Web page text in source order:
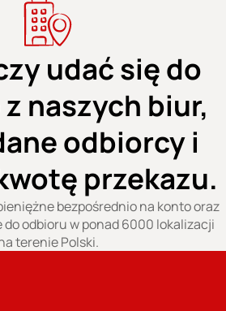
udać się do
naszych biur,
odbiorcy i
przekazu.
bezpośrednio na konto oraz
do odbioru w ponad 6000 lokalizacji
terenie Polski.